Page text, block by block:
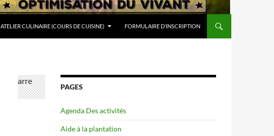
ATELIER CULINAIRE (COURS DE CUISINE) FORMULAIRE D’INSCRIPTION
PAGES
Agenda Des activités
Aide à la plantation